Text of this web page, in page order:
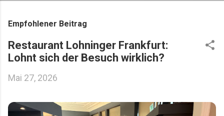
Empfohlener Beitrag
Restaurant Lohninger Frankfurt:
Lohnt sich der Besuch wirklich?
Mai 27, 2026